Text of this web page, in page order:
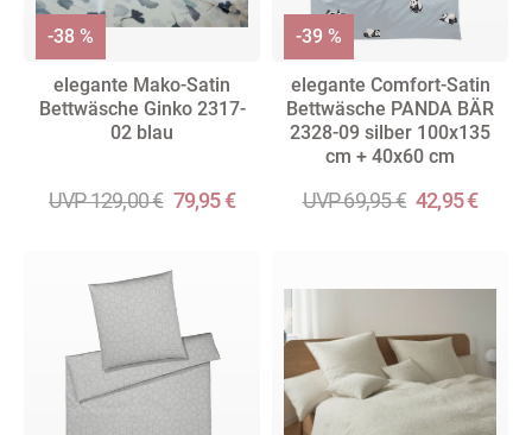
elegante Mako-Satin
Bettwäsche Ginko 2317-
02 blau
UVP 129,00 € 79,95 €
-38 %
elegante Comfort-Satin
Bettwäsche PANDA BÄR
2328-09 silber 100x135
cm + 40x60 cm
UVP 69,95 € 42,95 €
-39 %